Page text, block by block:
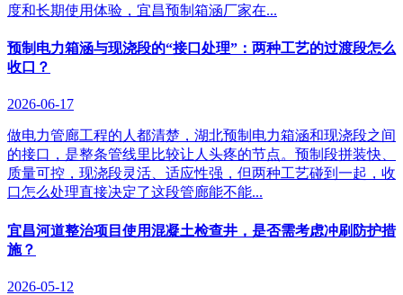
度和长期使用体验，宜昌预制箱涵厂家在...
预制电力箱涵与现浇段的“接口处理”：两种工艺的过渡段怎么
收口？
2026-06-17
做电力管廊工程的人都清楚，湖北预制电力箱涵和现浇段之间
的接口，是整条管线里比较让人头疼的节点。预制段拼装快、
质量可控，现浇段灵活、适应性强，但两种工艺碰到一起，收
口怎么处理直接决定了这段管廊能不能...
宜昌河道整治项目使用混凝土检查井，是否需考虑冲刷防护措
施？
2026-05-12